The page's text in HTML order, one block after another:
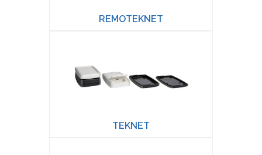
REMOTEKNET
TEKNET